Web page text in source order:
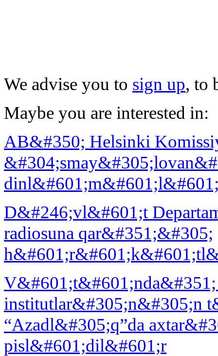
We advise you to sign up, to
Maybe you are interested in:
AB&#350; Helsinki
D&#246;vl&#601;t
radiosuna qar&#351;&#305;
institutlar&#305;n&#305;n
“Azadl&#305;q”da
pisl&#601;dil&#601;r